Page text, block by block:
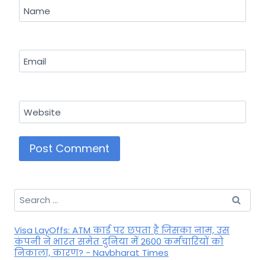
Name
Email
Website
Search
for:
Visa LayOffs: ATM कार्ड पर छपता है जिसका नाम, उस
कंपनी ने भारत समेत दुनिया में 2600 कर्मचारियों को
निकाला, कारण? - Navbharat Times